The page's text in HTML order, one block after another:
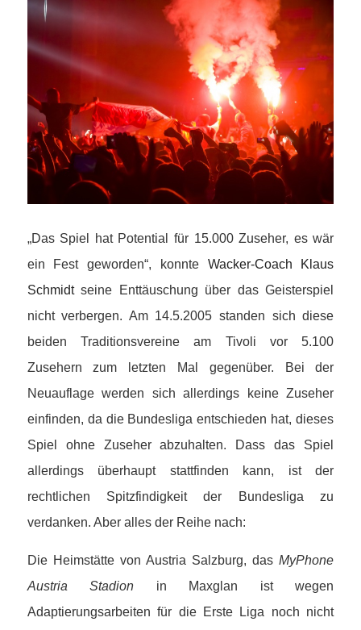
„Das Spiel hat Potential für 15.000 Zuseher, es wär
ein Fest geworden“, konnte Wacker-Coach Klaus
Schmidtseine Enttäuschung über das Geisterspiel
nicht verbergen. Am 14.5.2005 standen sich diese
beiden Traditionsvereine am Tivoli vor 5.100
Zusehern zum letzten Mal gegenüber. Bei der
Neuauflage werden sich allerdings keine Zuseher
einfinden, da die Bundesliga entschieden hat, dieses
Spiel ohne Zuseher abzuhalten. Dass das Spiel
allerdings überhaupt stattfinden kann, ist der
rechtlichen Spitzfindigkeit der Bundesliga zu
verdanken. Aber alles der Reihe nach:
Die Heimstätte von Austria Salzburg, dasMyPhone
Austria Stadion in Maxglan ist wegen
Adaptierungsarbeiten für die Erste Liga noch nicht